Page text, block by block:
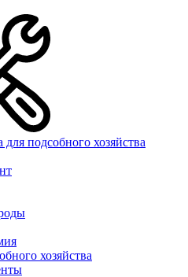
подсобного хозяйства
хозяйства